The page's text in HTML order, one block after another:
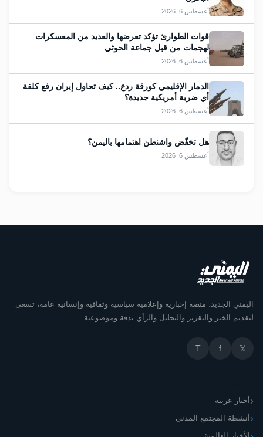
أغسطس 6, 2026
قوات الطوارئ تؤكد تعرضها والعديد من المعسكرات
لهجمات من قبل جماعة الحوثي
أغسطس 6, 2026
الدمار الإقليمي كورقة ردع.. كيف تحاول إيران رفع كلفة
أي ضربة أمريكية جديدة؟
أغسطس 6, 2026
هل تخفّض واشنطن اهتمامها باليمن؟
أغسطس 6, 2026
اليمني الجديد، منصة إخبارية وإعلامية سياسية وثقافية وإنسانية عامة، تسعى
لتقديم الخبر والتقرير والتحليل والرأي بدقة وموضوعية
𝕏
f
T
أخبار عربية
أنشطة المجتمع المدني